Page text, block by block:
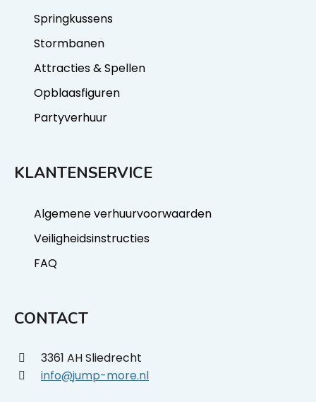
Springkussens
Stormbanen
Attracties & Spellen
Opblaasfiguren
Partyverhuur
KLANTENSERVICE
Algemene verhuurvoorwaarden
Veiligheidsinstructies
FAQ
CONTACT
3361 AH Sliedrecht
info@jump-more.nl